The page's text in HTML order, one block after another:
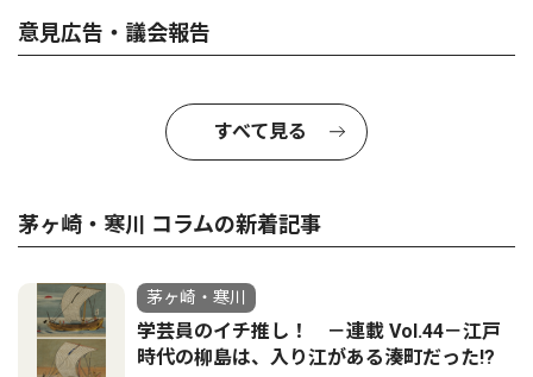
意見広告・議会報告
すべて見る
茅ヶ崎・寒川 コラムの新着記事
茅ヶ崎・寒川
学芸員のイチ推し！ －連載 Vol.44－江戸
時代の柳島は、入り江がある湊町だった!?